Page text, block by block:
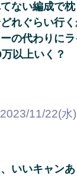
ない編成で
れぐらい行
の代わりに
以上いく？
2023/11/22(水
いいキャン